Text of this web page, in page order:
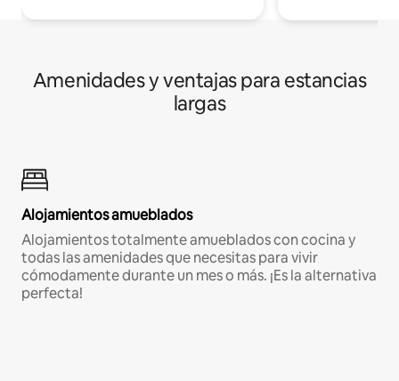
Amenidades y ventajas para estancias
largas
Alojamientos amueblados
Alojamientos totalmente amueblados con cocina y
todas las amenidades que necesitas para vivir
cómodamente durante un mes o más. ¡Es la alternativa
perfecta!